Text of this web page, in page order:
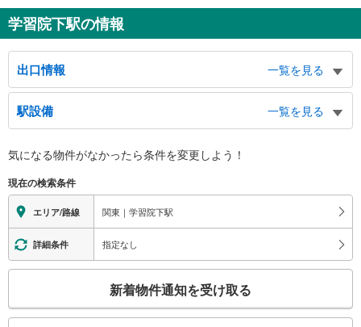
学習院下駅の情報
出口情報
一覧を見る
出口
高田１～３丁目、目白１丁目、学習院大学、高戸橋、千登世橋中学校、高南小
学校、目白不動金乗院
駅設備
一覧を見る
※段差なしでの移動経路
地上⇔ホーム：○
気になる物件がなかったら条件を変更しよう！
現在の検索条件
エリア/路線 関東｜学習院下駅
詳細条件 指定なし
検
新着物件通知を受け取る